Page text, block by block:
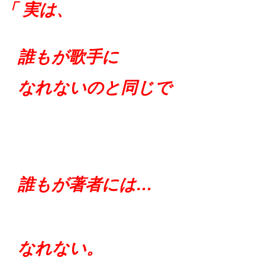
「 実は、
誰もが歌手に
なれないのと同じで
誰もが著者には…
なれない。